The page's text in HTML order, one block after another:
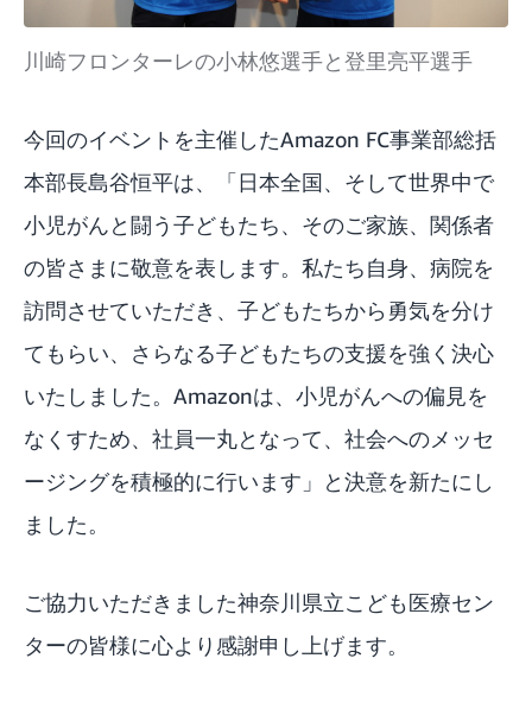
川崎フロンターレの小林悠選手と登里亮平選手
今回のイベントを主催したAmazon FC事業部総括
本部長島谷恒平は、「日本全国、そして世界中で
小児がんと闘う子どもたち、そのご家族、関係者
の皆さまに敬意を表します。私たち自身、病院を
訪問させていただき、子どもたちから勇気を分け
てもらい、さらなる子どもたちの支援を強く決心
いたしました。Amazonは、小児がんへの偏見を
なくすため、社員一丸となって、社会へのメッセ
ージングを積極的に行います」と決意を新たにし
ました。
ご協力いただきました神奈川県立こども医療セン
ターの皆様に心より感謝申し上げます。